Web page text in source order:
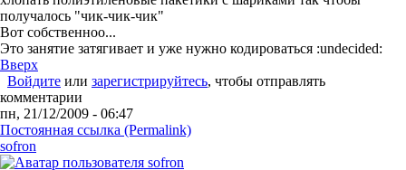
получалось "чик-чик-чик"
Вот собственноо...
Это занятие затягивает и уже нужно кодироваться :undecided:
Вверх
Войдите или зарегистрируйтесь, чтобы отправлять
комментарии
пн, 21/12/2009 - 06:47
Постоянная ссылка (Permalink)
sofron